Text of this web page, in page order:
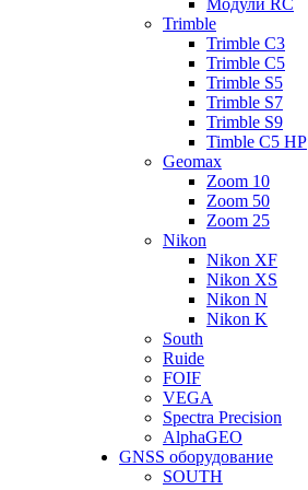
Модули RC
Trimble
Trimble C3
Trimble C5
Trimble S5
Trimble S7
Trimble S9
Timble C5 HP
Geomax
Zoom 10
Zoom 50
Zoom 25
Nikon
Nikon XF
Nikon XS
Nikon N
Nikon K
South
Ruide
FOIF
VEGA
Spectra Precision
AlphaGEO
GNSS оборудование
SOUTH